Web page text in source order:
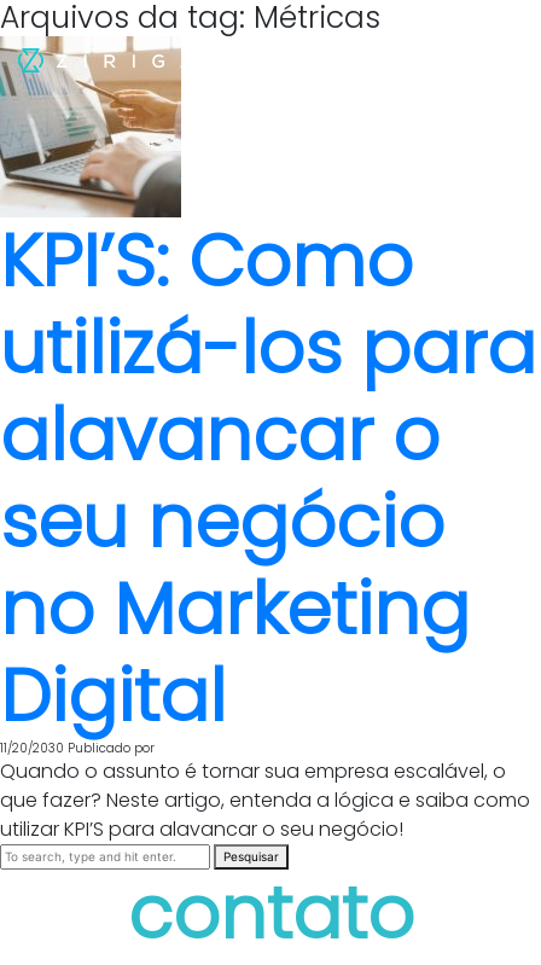
Arquivos da tag: Métricas
KPI’S: Como
utilizá-los para
alavancar o
seu negócio
no Marketing
Digital
11/20/2030 Publicado por
Quando o assunto é tornar sua empresa escalável, o
que fazer? Neste artigo, entenda a lógica e saiba como
utilizar KPI’S para alavancar o seu negócio!
Pesquisar
contato